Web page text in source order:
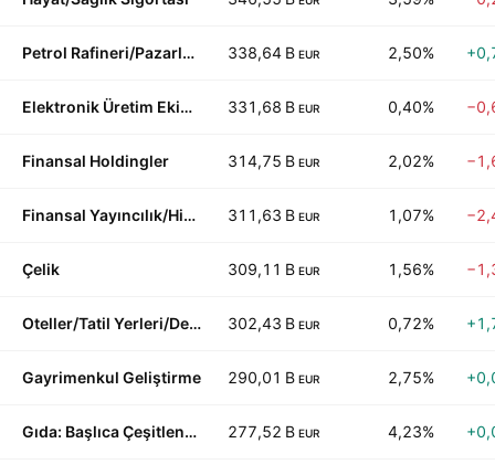
Petrol Rafineri/Pazarlama 338,64 B EUR 2,50%
Elektronik Üretim Ekipmanları 331,68 B EUR 0,40%
Finansal Holdingler 314,75 B EUR 2,02%
Finansal Yayıncılık/Hizmetler 311,63 B EUR 1,07%
Çelik 309,11 B EUR 1,56%
Oteller/Tatil Yerleri/Deniz Hatları 302,43 B EUR 0,72%
Gayrimenkul Geliştirme 290,01 B EUR 2,75%
Gıda: Başlıca Çeşitlendirilmiş 277,52 B EUR 4,23%